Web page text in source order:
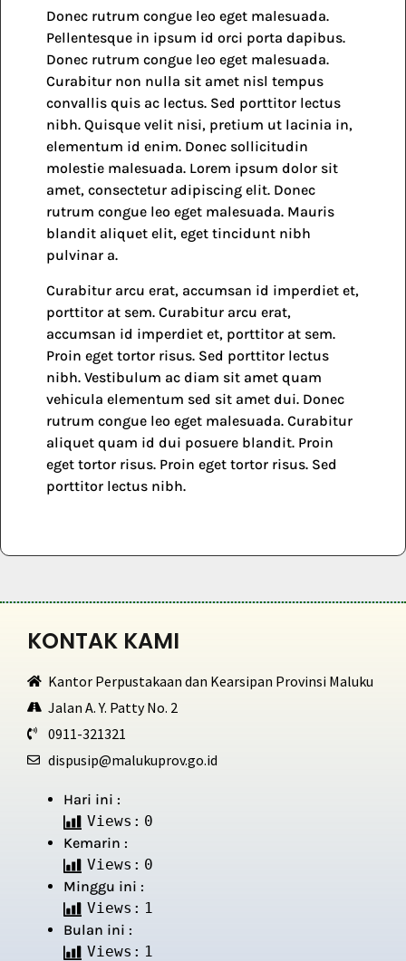
Donec rutrum congue leo eget malesuada.
Pellentesque in ipsum id orci porta dapibus.
Donec rutrum congue leo eget malesuada.
Curabitur non nulla sit amet nisl tempus
convallis quis ac lectus. Sed porttitor lectus
nibh. Quisque velit nisi, pretium ut lacinia in,
elementum id enim. Donec sollicitudin
molestie malesuada. Lorem ipsum dolor sit
amet, consectetur adipiscing elit. Donec
rutrum congue leo eget malesuada. Mauris
blandit aliquet elit, eget tincidunt nibh
pulvinar a.
Curabitur arcu erat, accumsan id imperdiet et,
porttitor at sem. Curabitur arcu erat,
accumsan id imperdiet et, porttitor at sem.
Proin eget tortor risus. Sed porttitor lectus
nibh. Vestibulum ac diam sit amet quam
vehicula elementum sed sit amet dui. Donec
rutrum congue leo eget malesuada. Curabitur
aliquet quam id dui posuere blandit. Proin
eget tortor risus. Proin eget tortor risus. Sed
porttitor lectus nibh.
KONTAK KAMI
Kantor Perpustakaan dan Kearsipan Provinsi Maluku
Jalan A. Y. Patty No. 2
0911-321321
dispusip@malukuprov.go.id
Hari ini :
Views: 0
Kemarin :
Views: 0
Minggu ini :
Views: 1
Bulan ini :
Views: 1